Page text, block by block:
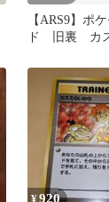
【ARS9】ポ
ド 旧裏 カス
¥920